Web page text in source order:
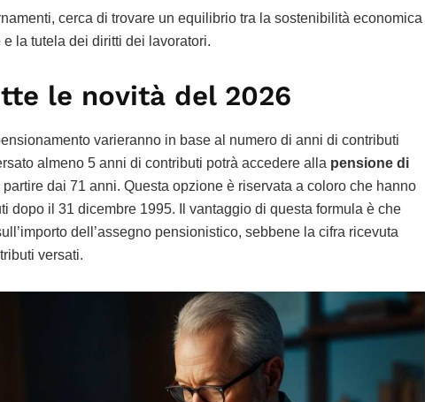
cerca di trovare un equilibrio tra la sostenibilità economica
la tutela dei diritti dei lavoratori.
le novità del 2026
varieranno in base al numero di anni di contributi
almeno 5 anni di contributi potrà accedere alla pensione di
partire dai 71 anni. Questa opzione è riservata a coloro che hanno
dopo il 31 dicembre 1995. Il vantaggio di questa formula è che
dell’assegno pensionistico, sebbene la cifra ricevuta
versati.